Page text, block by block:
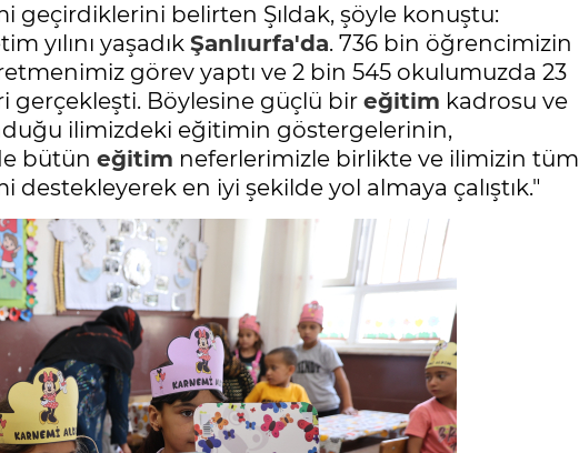
geçirdiklerini belirten Şıldak, şöyle konuştu:
yılını yaşadık Şanlıurfa'da. 736 bin öğrencimizin
görev yaptı ve 2 bin 545 okulumuzda 23
gerçekleşti. Böylesine güçlü bir eğitim kadrosu ve
ilimizdeki eğitimin göstergelerinin,
bütün eğitim neferlerimizle birlikte ve ilimizin tüm
en iyi şekilde yol almaya çalıştık."